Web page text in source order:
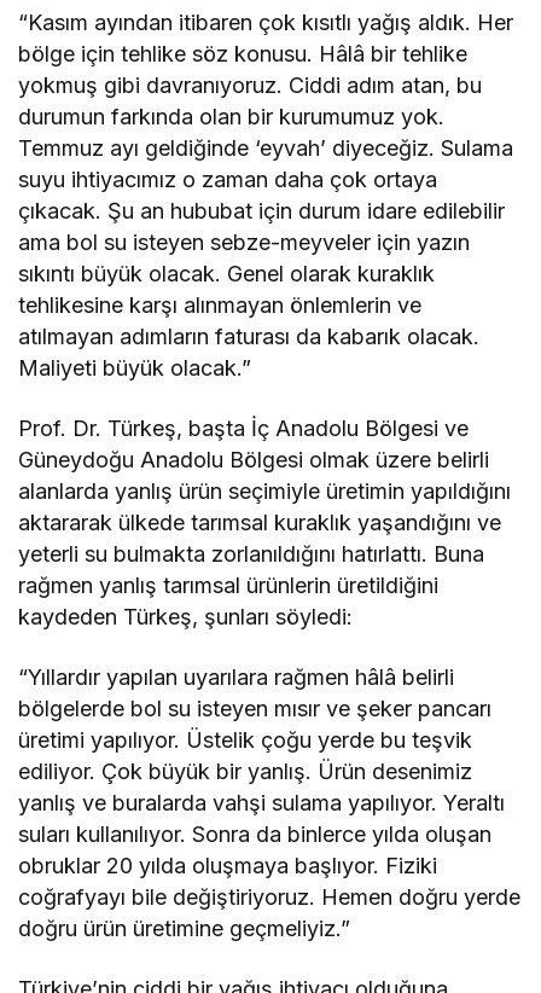
“Kasım ayından itibaren çok kısıtlı yağış aldık. Her
bölge için tehlike söz konusu. Hâlâ bir tehlike
yokmuş gibi davranıyoruz. Ciddi adım atan, bu
durumun farkında olan bir kurumumuz yok.
Temmuz ayı geldiğinde ‘eyvah’ diyeceğiz. Sulama
suyu ihtiyacımız o zaman daha çok ortaya
çıkacak. Şu an hububat için durum idare edilebilir
ama bol su isteyen sebze-meyveler için yazın
sıkıntı büyük olacak. Genel olarak kuraklık
tehlikesine karşı alınmayan önlemlerin ve
atılmayan adımların faturası da kabarık olacak.
Maliyeti büyük olacak.”
Prof. Dr. Türkeş, başta İç Anadolu Bölgesi ve
Güneydoğu Anadolu Bölgesi olmak üzere belirli
alanlarda yanlış ürün seçimiyle üretimin yapıldığını
aktararak ülkede tarımsal kuraklık yaşandığını ve
yeterli su bulmakta zorlanıldığını hatırlattı. Buna
rağmen yanlış tarımsal ürünlerin üretildiğini
kaydeden Türkeş, şunları söyledi:
“Yıllardır yapılan uyarılara rağmen hâlâ belirli
bölgelerde bol su isteyen mısır ve şeker pancarı
üretimi yapılıyor. Üstelik çoğu yerde bu teşvik
ediliyor. Çok büyük bir yanlış. Ürün desenimiz
yanlış ve buralarda vahşi sulama yapılıyor. Yeraltı
suları kullanılıyor. Sonra da binlerce yılda oluşan
obruklar 20 yılda oluşmaya başlıyor. Fiziki
coğrafyayı bile değiştiriyoruz. Hemen doğru yerde
doğru ürün üretimine geçmeliyiz.”